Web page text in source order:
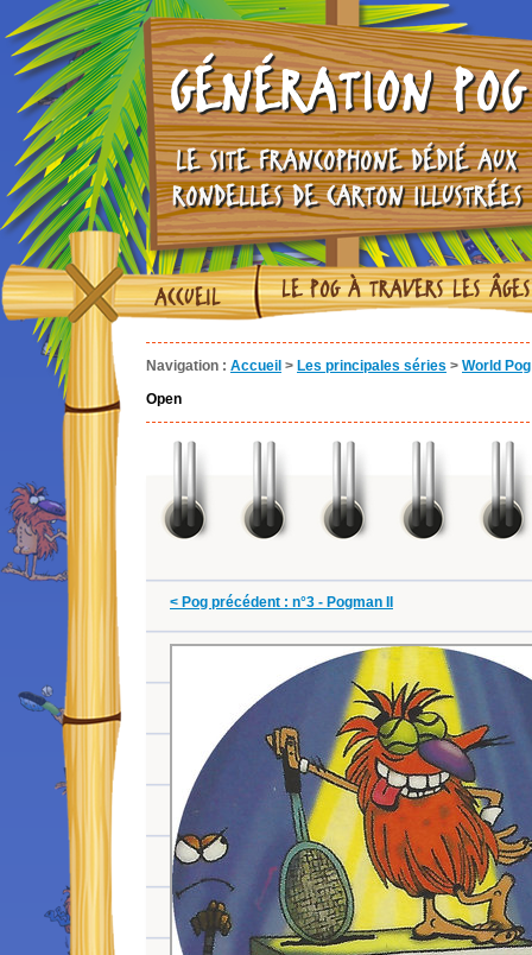
GÉNÉRATION POG
LE SITE FRANCOPHONE DÉDIÉ AUX
RONDELLES DE CARTON ILLUSTRÉES
ACCUEIL LE POG À TRAVERS LES ÂGES
Navigation : Accueil > Les principales séries > World
Open
< Pog précédent : n°3 - Pogman II